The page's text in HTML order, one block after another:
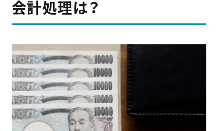
会計処理は？